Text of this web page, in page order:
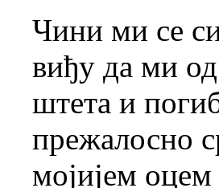
Чини ми се
виђу да ми
штета и
прежалосно
мојијем